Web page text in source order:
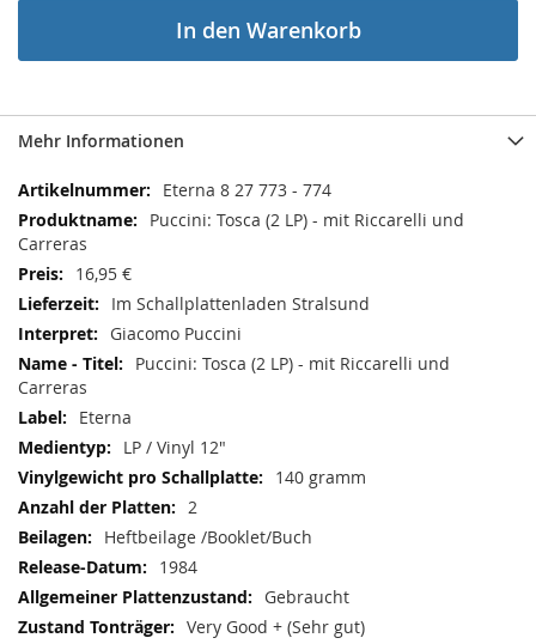
In den Warenkorb
Mehr Informationen
Mehr
Informationen
Eterna 8 27 773 - 774
Puccini: Tosca (2 LP) - mit Riccarelli und
Carreras
16,95 €
Im Schallplattenladen Stralsund
Giacomo Puccini
Puccini: Tosca (2 LP) - mit Riccarelli und
Carreras
Eterna
LP / Vinyl 12"
140 gramm
2
Heftbeilage /Booklet/Buch
1984
Gebraucht
Very Good + (Sehr gut)